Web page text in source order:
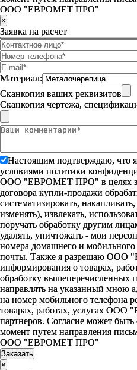
ООО "ЕВРОМЕТ ПРО"
×
Заявка на расчет
Материал:
Сканкопия ваших реквизитов
Сканкопия чертежа,
Настоящим подтверждаю, что я
условиями политики
ООО "ЕВРОМЕТ ПРО" в целях
договора купли-продажи
систематизировать,
изменять), извлекать,
поручать обработку другим
удалять, уничтожать - мои
номера домашнего и мобильного
почты. Также я разрешаю
информирования о товарах,
обработку вышеперечисленных
направлять на указанный мною
на номер мобильного телефона
товарах, работах, услугах
партнеров. Согласие может
момент путем направления
ООО "ЕВРОМЕТ ПРО"
×